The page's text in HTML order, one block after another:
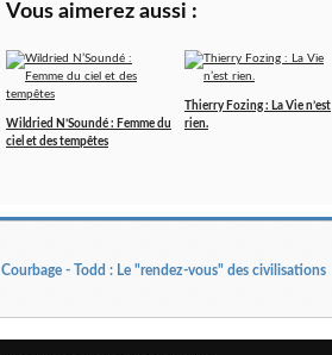
Vous aimerez aussi :
Wildried N’Soundé : Femme du
ciel et des tempêtes
Thierry Fozing : La Vie n’est
rien.
Courbage - Todd : Le "rendez-vous" des civilisations